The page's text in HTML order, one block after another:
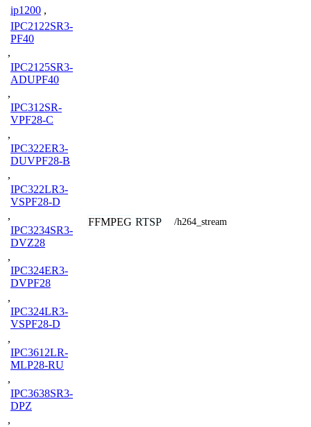
ip1200 ,
IPC2122SR3-
PF40
,
IPC2125SR3-
ADUPF40
,
IPC312SR-
VPF28-C
,
IPC322ER3-
DUVPF28-B
,
IPC322LR3-
VSPF28-D
,
IPC3234SR3-
DVZ28
,
IPC324ER3-
DVPF28
,
IPC324LR3-
VSPF28-D
,
IPC3612LR-
MLP28-RU
,
IPC3638SR3-
DPZ
,
FFMPEG RTSP /h264_stream